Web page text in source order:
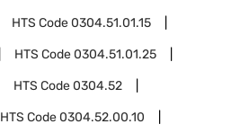
HTS Code0304.51.01.15
HTS Code0304.51.01.25
HTS Code0304.52
HTS Code0304.52.00.10